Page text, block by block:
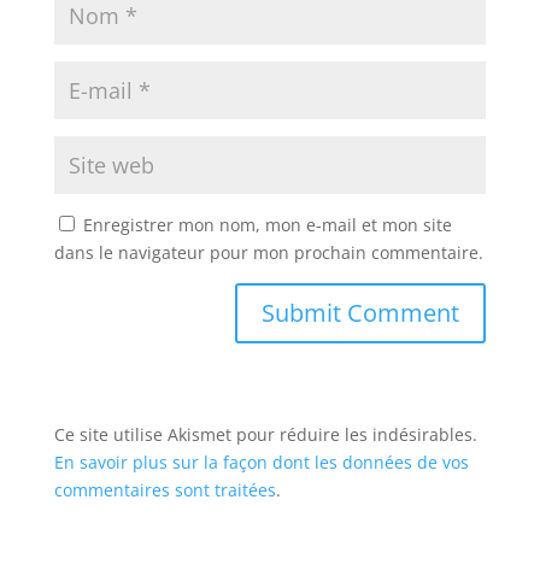
Enregistrer mon nom, mon e-mail et mon site
dans le navigateur pour mon prochain commentaire.
Ce site utilise Akismet pour réduire les indésirables.
En savoir plus sur la façon dont les données de vos
commentaires sont traitées.